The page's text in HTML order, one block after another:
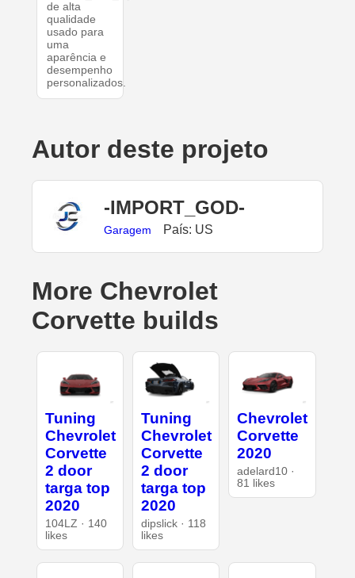
de alta
qualidade
usado para
uma
aparência e
desempenho
personalizados.
Autor deste projeto
-IMPORT_GOD-
Garagem País: US
More Chevrolet
Corvette builds
Tuning
Chevrolet
Corvette
2 door
targa top
2020
104LZ · 140
likes
Tuning
Chevrolet
Corvette
2 door
targa top
2020
dipslick · 118
likes
Chevrolet
Corvette
2020
adelard10 ·
81 likes